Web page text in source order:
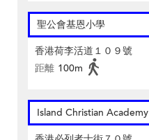
聖公會基恩小學
香港荷李活道１０９號
距離 100m
Island Christian Academy